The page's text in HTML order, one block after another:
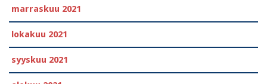
marraskuu 2021
lokakuu 2021
syyskuu 2021